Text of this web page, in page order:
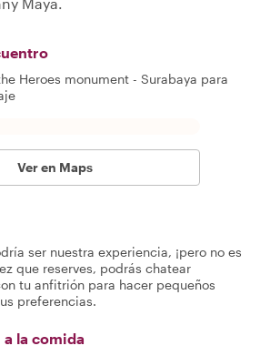
Heroes monument - Surabaya para
Ver en Maps
ser nuestra experiencia, ¡pero no es
que reserves, podrás chatear
tu anfitrión para hacer pequeños
preferencias.
la comida